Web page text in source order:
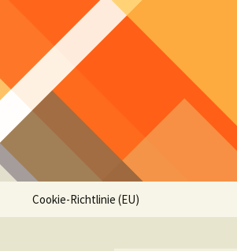
Cookie-Richtlinie (EU)